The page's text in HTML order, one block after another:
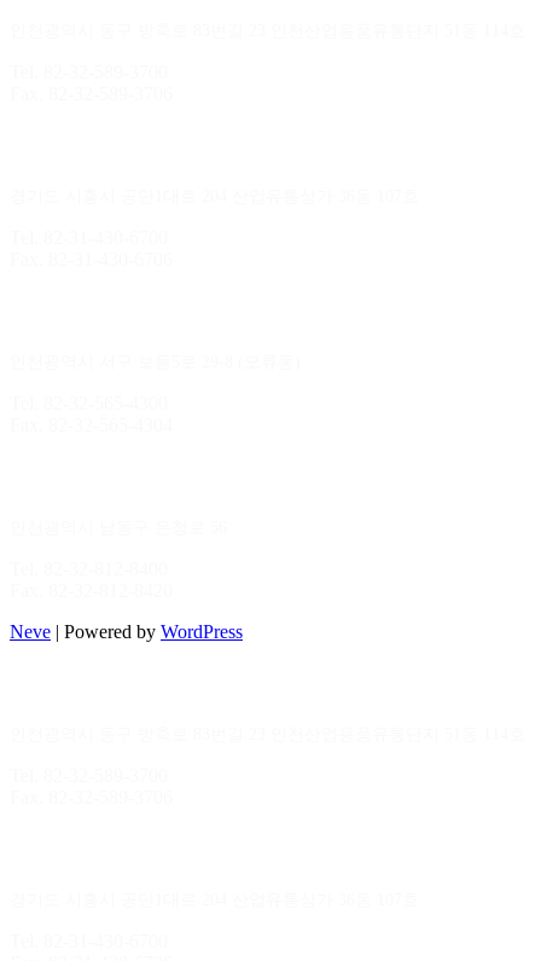
Neve | Powered by WordPress